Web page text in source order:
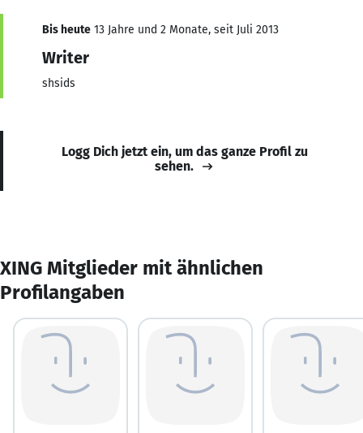
Bis heute 13 Jahre und 2 Monate, seit Juli 2013
Writer
shsids
Logg Dich jetzt ein, um das ganze Profil zu
sehen.
XING Mitglieder mit ähnlichen
Profilangaben